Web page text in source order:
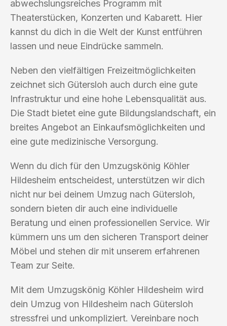
abwechslungsreiches Programm mit
Theaterstücken, Konzerten und Kabarett. Hier
kannst du dich in die Welt der Kunst entführen
lassen und neue Eindrücke sammeln.
Neben den vielfältigen Freizeitmöglichkeiten
zeichnet sich Gütersloh auch durch eine gute
Infrastruktur und eine hohe Lebensqualität aus.
Die Stadt bietet eine gute Bildungslandschaft, ein
breites Angebot an Einkaufsmöglichkeiten und
eine gute medizinische Versorgung.
Wenn du dich für den Umzugskönig Köhler
Hildesheim entscheidest, unterstützen wir dich
nicht nur bei deinem Umzug nach Gütersloh,
sondern bieten dir auch eine individuelle
Beratung und einen professionellen Service. Wir
kümmern uns um den sicheren Transport deiner
Möbel und stehen dir mit unserem erfahrenen
Team zur Seite.
Mit dem Umzugskönig Köhler Hildesheim wird
dein Umzug von Hildesheim nach Gütersloh
stressfrei und unkompliziert. Vereinbare noch